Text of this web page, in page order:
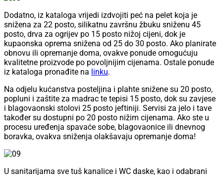
Dodatno, iz kataloga vrijedi izdvojiti peć na pelet koja je
snižena za 22 posto, silikatnu završnu žbuku sniženu 45
posto, drva za ogrijev po 15 posto nižoj cijeni, dok je
kupaonska oprema snižena od 25 do 30 posto. Ako planirate
obnovu ili opremanje doma, ovakve ponude omogućuju
kvalitetne proizvode po povoljnijim cijenama. Ostale ponude
iz kataloga pronađite na linku.
Na odjelu kućanstva posteljina i plahte snižene su 20 posto,
popluni i zaštite za madrac te tepisi 15 posto, dok su zavjese
i blagovaonski stolovi 25 posto jeftiniji. Servisi za jelo i tave
također su dostupni po 20 posto nižim cijenama. Ako ste u
procesu uređenja spavaće sobe, blagovaonice ili dnevnog
boravka, ovakva sniženja olakšavaju opremanje doma!
U sanitarijama sve tuš kanalice i WC daske, kao i odabrani